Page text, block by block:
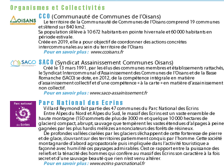
Organismes et Collectivités
CCO (Communauté de Communes de l’Oisans)
Le territoire de la Communauté de Communes de l’Oisans comprend 19 communes
et s’étend sur 840 km2.
Sa population s’élève à 10 672 habitants en pointe hivernale et 60 000 habitants en
période estivale.
Créée en 2019, elle a pour objectif de coordonner des actions concrètes
intercommunales au sein du territoire de l’Oisans
Pour en savoir plus : www.ccoisans.fr
SACO (Syndicat Assainissement Communes Oisans)
Créé le 13 mars 1991, par les élus des communes membres et établissements rattachés,
le Syndicat Intercommunal d’Assainissement des Communes de l’Oisans et de la Basse
Romanche (SACO) se dote, en 2012, de la compétence intégrale en matière
d’assainissement collectif et d’une compétence « à la carte » en matière d’assainissement
non collectif.
Pour en savoir plus : www.saco-assainissement.fr
Parc National des Ecrins
Villard Reymond fait partie des 47 communes du Parc National des Ecrins
Entre Alpes du Nord et Alpes du Sud, le massif des Ecrins est un vaste ensemble de
haute montagne (150 sommets de plus de 3000 m et quelque 10 000 hectares de
glaciers) compact, abrupt, sauvage que tempèrent les vastes étendues d’alpages à peine
gagnées par les plus hardis mélèzes annonciateurs des forêts de résineux.
De profondes vallées ciselées par les glaciers s’échappent de cette forteresse de pierre
et de glace, s’ouvrant sur des territoires patiemment conquis par l’homme. Cette société
montagnarde d’abord agropastorale puis impliquée dans l’activité touristique a
façonné avec humilité ces paysages admirables. C’est ce rapport entre la puissance des
reliefs et la ténacité des hommes qui confère au massif des Ecrins son caractère à la fois
secret et d’une sauvage beauté que rien n’est venu altérer.
Pour en savoir plus : www.ecrins-parcnational.fr